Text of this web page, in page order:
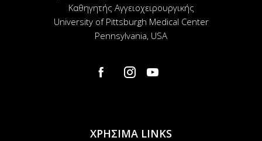
Καθηγητής Αγγειοχειρουργικής
University of Pittsburgh Medical Center
Pennsylvania, USA
ΧΡΗΣΙΜΑ LINKS